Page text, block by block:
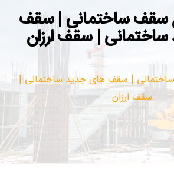
سقف ساختمانی | سقف
| سقف ارزان
| سقف های جدید ساختمانی |
سقف ارزان